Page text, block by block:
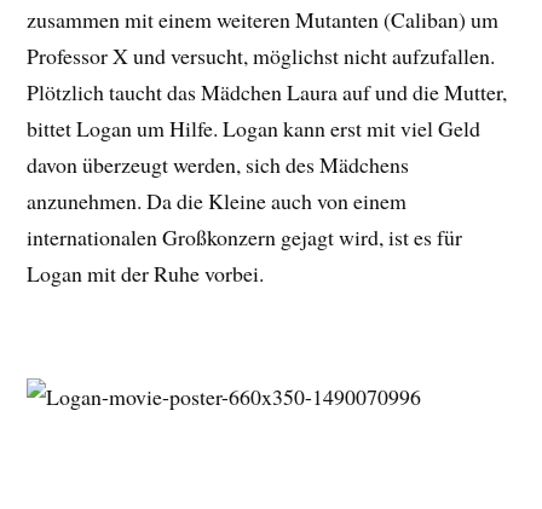
zusammen mit einem weiteren Mutanten (Caliban) um
Professor X und versucht, möglichst nicht aufzufallen.
Plötzlich taucht das Mädchen Laura auf und die Mutter,
bittet Logan um Hilfe. Logan kann erst mit viel Geld
davon überzeugt werden, sich des Mädchens
anzunehmen. Da die Kleine auch von einem
internationalen Großkonzern gejagt wird, ist es für
Logan mit der Ruhe vorbei.